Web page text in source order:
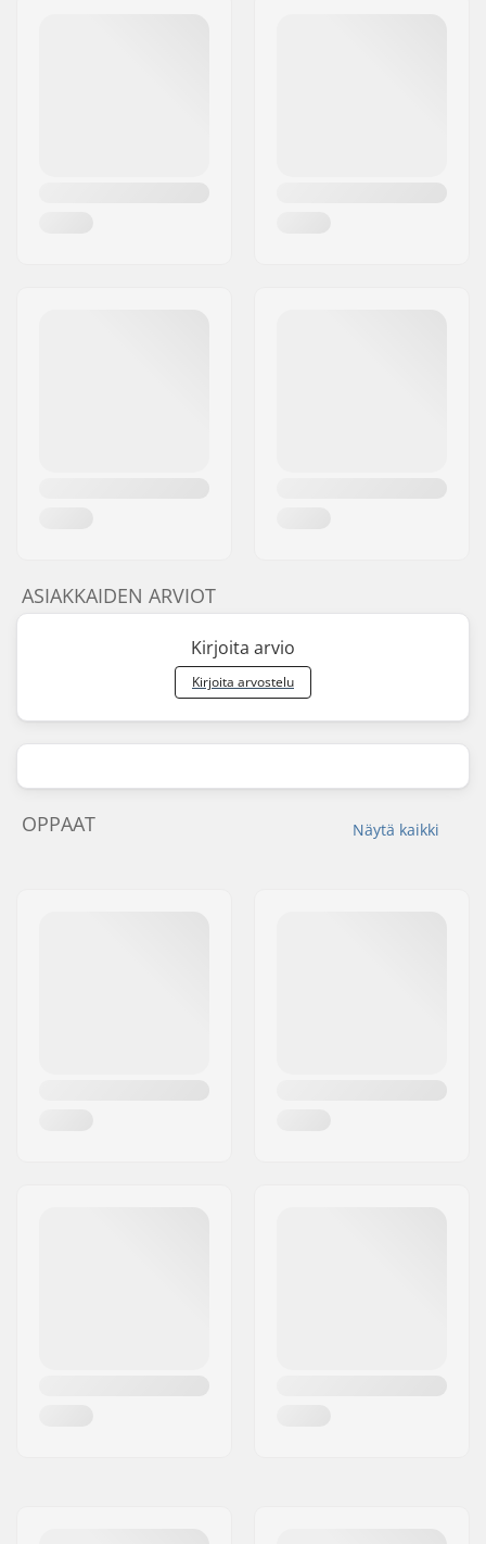
ASIAKKAIDEN ARVIOT
Kirjoita arvio
Kirjoita arvostelu
Näytä kaikki
OPPAAT